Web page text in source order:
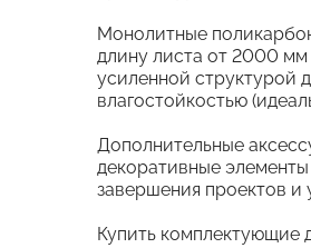
Монолитные
длину листа от 2000
усиленной структурой
влагостойкостью
Дополнительные
декоративные
завершения проектов и
Купить комплектующие